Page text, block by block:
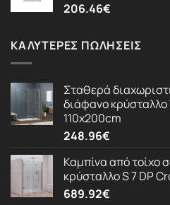
206.46€
ΚΑΛΎΤΕΡΕΣ ΠΩΛΉΣΕΙΣ
Σταθερά
διάφανο κρύσταλλο
110x200cm
248.96€
Καμπίνα από τοίχο
κρύσταλλο S 7 DP
689.92€